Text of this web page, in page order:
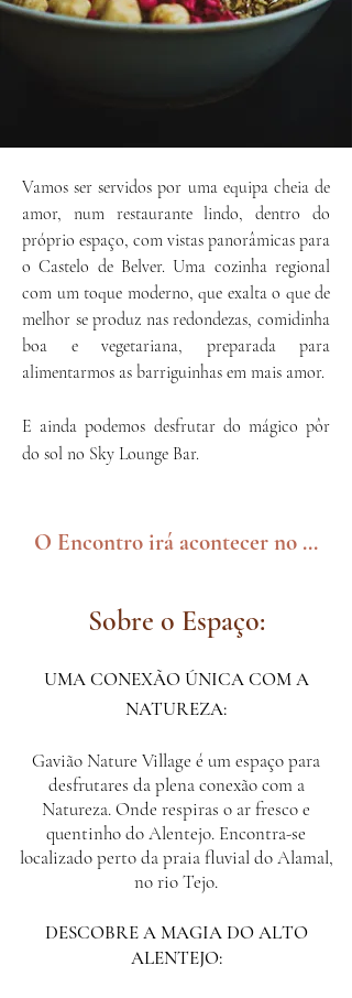
Vamos ser servidos por uma equipa cheia de
amor, num restaurante lindo, dentro do
próprio espaço, com vistas panorâmicas para
o Castelo de Belver. Uma cozinha regional
com um toque moderno, que exalta o que de
melhor se produz nas redondezas, comidinha
boa e vegetariana, preparada para
alimentarmos as barriguinhas em mais amor.
E ainda podemos desfrutar do mágico pôr
do sol no Sky Lounge Bar.
O Encontro irá acontecer no ...
Sobre o Espaço:
UMA CONEXÃO ÚNICA COM A
NATUREZA:
Gavião Nature Village é umespaço para
desfrutares da plena conexão com a
Natureza. Onde respiras o ar fresco e
quentinho do Alentejo. Encontra-se
localizado perto da praia fluvial do Alamal,
no rio Tejo.
DESCOBRE A MAGIA DO ALTO
ALENTEJO: